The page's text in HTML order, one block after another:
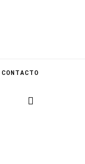
CONTACTO